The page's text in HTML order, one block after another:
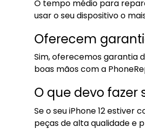
O tempo médio para
usar o seu dispositivo o
Oferecem
Sim, oferecemos garantia
boas mãos com a
O que devo fazer
Se o seu iPhone 12
peças de alta qualidade e